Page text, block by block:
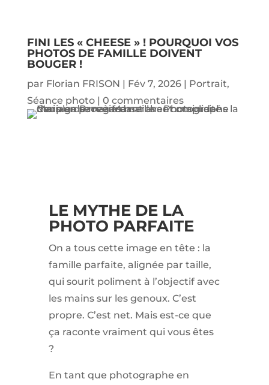
FINI LES « CHEESE » ! POURQUOI VOS
PHOTOS DE FAMILLE DOIVENT
BOUGER !
par Florian FRISON | Fév 7, 2026| Portrait,
Séance photo| 0 commentaires
LE MYTHE DE LA
PHOTO PARFAITE
On a tous cette image en tête : la
famille parfaite, alignée par taille,
qui sourit poliment à l’objectif avec
les mains sur les genoux. C’est
propre. C’est net. Mais est-ce que
ça raconte vraiment qui vous êtes
?
En tant que photographe en